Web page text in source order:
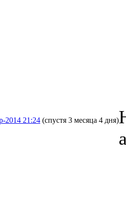
2014 21:24 (спустя 3 месяца 4 дня)